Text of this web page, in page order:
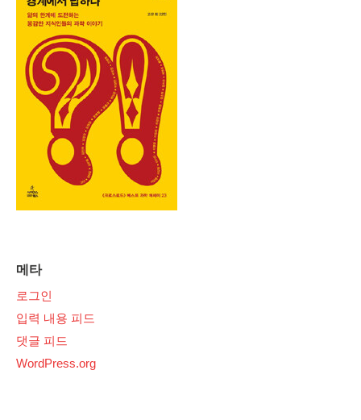
메타
로그인
입력 내용 피드
댓글 피드
WordPress.org